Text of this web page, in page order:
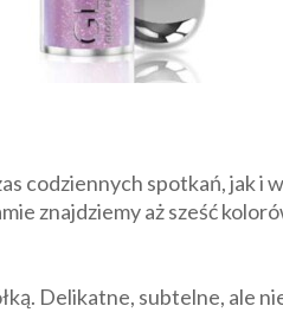
codziennych spotkań, jak i
znajdziemy aż sześć
Delikatne, subtelne, ale